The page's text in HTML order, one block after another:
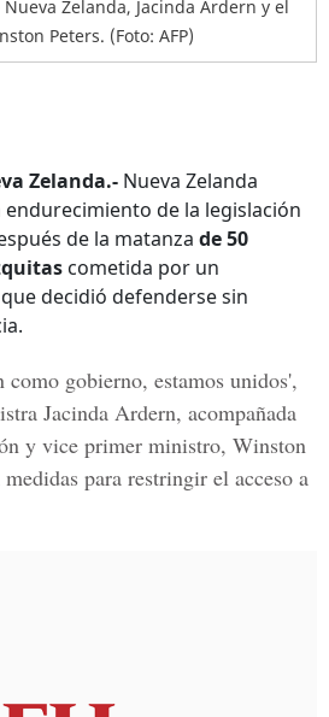
Zelanda, Jacinda Ardern y el
Peters. (Foto: AFP)
Zelanda.- Nueva Zelanda
de la legislación
de la matanza de 50
cometida por un
decidió defenderse sin
como gobierno, estamos unidos',
Jacinda Ardern, acompañada
y vice primer ministro, Winston
para restringir el acceso a